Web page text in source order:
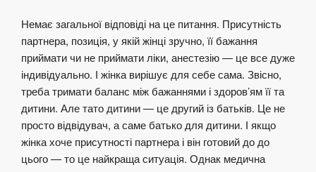
Немає загальної відповіді на це питання. Присутність
партнера, позиція, у якій жінці зручно, її бажання
приймати чи не приймати ліки, анестезію — це все дуже
індивідуально. І жінка вирішує для себе сама. Звісно,
треба тримати баланс між бажаннями і здоров’ям її та
дитини. Але тато дитини — це другий із батьків. Це не
просто відвідувач, а саме батько для дитини. І якщо
жінка хоче присутності партнера і він готовий до до
цього — то це найкраща ситуація. Однак медична